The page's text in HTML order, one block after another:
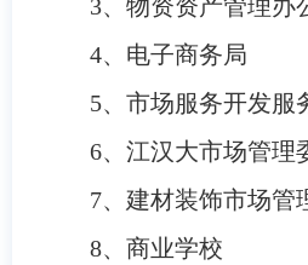
3、 物资资产管理办
4、 电子商务局
5、市场服务开发服
6、江汉大市场管理
7、建材装饰市场管
8、商业学校